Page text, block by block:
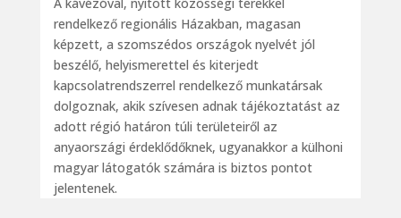
rendelkező regionális Házakban, magasan
képzett, a szomszédos országok nyelvét jól
beszélő, helyismerettel és kiterjedt
kapcsolatrendszerrel rendelkező munkatársak
dolgoznak, akik szívesen adnak tájékoztatást az
adott régió határon túli területeiről az
anyaországi érdeklődőknek, ugyanakkor a külhoni
magyar látogatók számára is biztos pontot
jelentenek.